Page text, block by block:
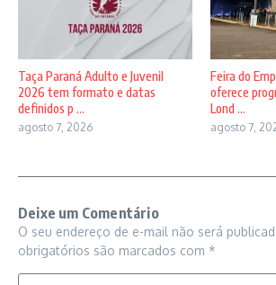
Taça Paraná Adulto e Juvenil
2026 tem formato e datas
definidos p ...
agosto 7, 2026
Feira do
oferece
Lond ...
agosto 7,
Deixe um Comentário
O seu endereço de e-mail não será
obrigatórios são marcados com *